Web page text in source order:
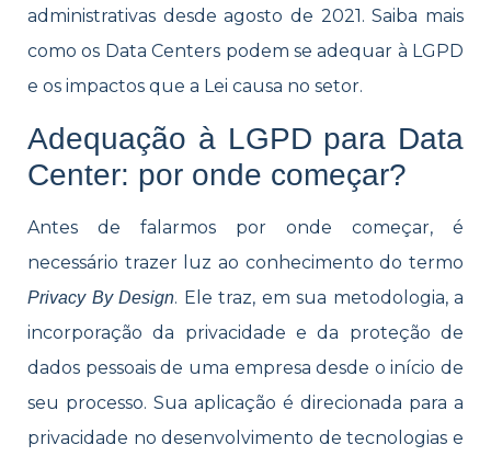
administrativas desde agosto de 2021. Saiba mais
como os Data Centers podem se adequar à LGPD
e os impactos que a Lei causa no setor.
Adequação à LGPD para Data
Center: por onde começar?
Antes de falarmos por onde começar, é
necessário trazer luz ao conhecimento do termo
Privacy By Design. Ele traz, em sua metodologia, a
incorporação da privacidade e da proteção de
dados pessoais de uma empresa desde o início de
seu processo. Sua aplicação é direcionada para a
privacidade no desenvolvimento de tecnologias e